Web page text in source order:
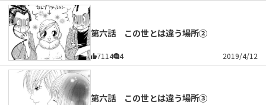
第六話 この世とは違う場所②
7114 4 2019/4/12
第六話 この世とは違う場所③